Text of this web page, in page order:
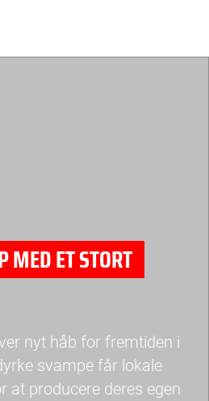
MED ET STORT
nyt håb for fremtiden i
svampe får lokale
at producere deres egen